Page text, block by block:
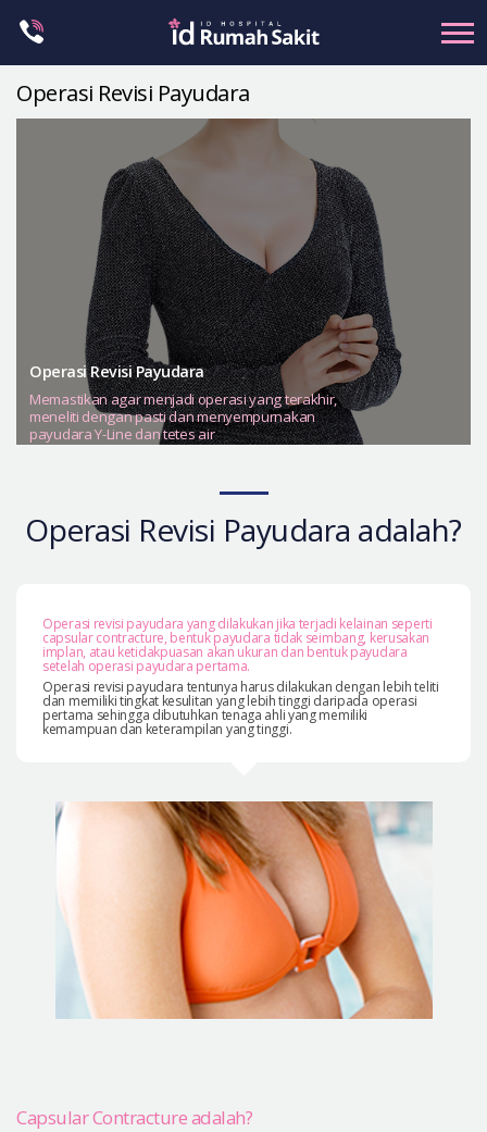
Operasi Vagina
Petit
Bentuk Tubuh
Introduksi Rumah Sakit
Konsultasi Online
Real Selfie Review
Operasi Revisi Payudara
Operasi Revisi Payudara
Memastikan agar menjadi operasi yang terakhir,
meneliti dengan pasti dan menyempurnakan
payudara Y-Line dan tetes air
Operasi Revisi Payudara adalah?
Operasi revisi payudara yang dilakukan jika terjadi kelainan seperti
capsular contracture, bentuk payudara tidak seimbang, kerusakan
implan, atau ketidakpuasan akan ukuran dan bentuk payudara
setelah operasi payudara pertama.
Operasi revisi payudara tentunya harus dilakukan dengan lebih teliti
dan memiliki tingkat kesulitan yang lebih tinggi daripada operasi
pertama sehingga dibutuhkan tenaga ahli yang memiliki
kemampuan dan keterampilan yang tinggi.
Capsular Contracture adalah?